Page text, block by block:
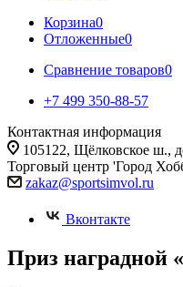
Корзина0
Отложенные0
Сравнение товаров0
+7 499 350-88-57
Контактная информация
105122, Щёлковское ш.,
Торговый центр 'Город
zakaz@sportsimvol.ru
Вконтакте
Приз наградной